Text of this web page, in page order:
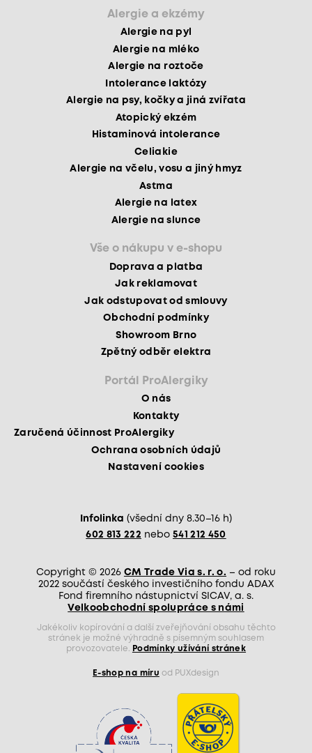
Alergie a ekzémy
Alergie na pyl
Alergie na mléko
Alergie na roztoče
Intolerance laktózy
Alergie na psy, kočky a jiná zvířata
Atopický ekzém
Histaminová intolerance
Celiakie
Alergie na včelu, vosu a jiný hmyz
Astma
Alergie na latex
Alergie na slunce
Vše o nákupu v e-shopu
Doprava a platba
Jak reklamovat
Jak odstupovat od smlouvy
Obchodní podmínky
Showroom Brno
Zpětný odběr elektra
Portál ProAlergiky
O nás
Kontakty
Zaručená účinnost ProAlergiky
Ochrana osobních údajů
Nastavení cookies
Infolinka (všední dny 8.30–16 h)
602 813 222 nebo 541 212 450
Copyright © 2026 CM Trade Via s. r. o. – od roku
2022 součástí českého investičního fondu ADAX
Fond firemního nástupnictví SICAV, a. s.
Velkoobchodní spolupráce s námi
Jakékoliv kopírování a další zveřejňování obsahu těchto
stránek je možné výhradně s písemným souhlasem
provozovatele.
Podmínky užívání stránek
E-shop na míru od PUXdesign